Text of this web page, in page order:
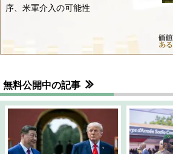
序、米軍介入の可能性
無料公開中の記事